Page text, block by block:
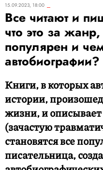
15.09.2023, 18:00
Все читают и
что это за
популярен и
автобиографии?
Книги, в которых
истории,
жизни, и
(зачастую
становятся все
писательница,